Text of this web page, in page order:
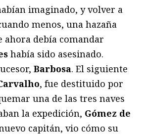
imaginado, y volver a
menos, una hazaña
ahora debía comandar
había sido asesinado.
Barbosa. El siguiente
, fue destituido por
una de las tres naves
la expedición, Gómez de
capitán, vio cómo su